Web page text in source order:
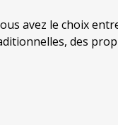
avez le choix
des
goûts et à votre